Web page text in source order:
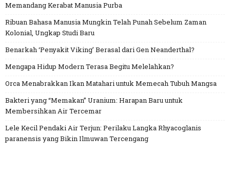
Memandang Kerabat Manusia Purba
Ribuan Bahasa Manusia Mungkin Telah Punah Sebelum Zaman
Kolonial, Ungkap Studi Baru
Benarkah ‘Penyakit Viking’ Berasal dari Gen Neanderthal?
Mengapa Hidup Modern Terasa Begitu Melelahkan?
Orca Menabrakkan Ikan Matahari untuk Memecah Tubuh Mangsa
Bakteri yang “Memakan” Uranium: Harapan Baru untuk
Membersihkan Air Tercemar
Lele Kecil Pendaki Air Terjun: Perilaku Langka Rhyacoglanis
paranensis yang Bikin Ilmuwan Tercengang